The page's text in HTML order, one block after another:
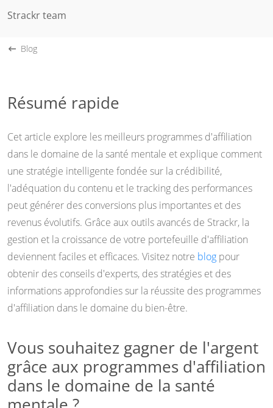
Strackr team
Blog
Résumé rapide
Cet article explore les meilleurs programmes d'affiliation
dans le domaine de la santé mentale et explique comment
une stratégie intelligente fondée sur la crédibilité,
l'adéquation du contenu et le tracking des performances
peut générer des conversions plus importantes et des
revenus évolutifs. Grâce aux outils avancés de Strackr, la
gestion et la croissance de votre portefeuille d'affiliation
deviennent faciles et efficaces. Visitez notre blog pour
obtenir des conseils d'experts, des stratégies et des
informations approfondies sur la réussite des programmes
d'affiliation dans le domaine du bien-être.
Vous souhaitez gagner de l'argent
grâce aux programmes d'affiliation
dans le domaine de la santé